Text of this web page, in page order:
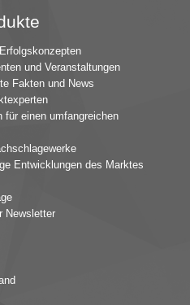
und Veranstaltungen
Fakten und News
einen umfangreichen
Entwicklungen des Marktes
Newsletter